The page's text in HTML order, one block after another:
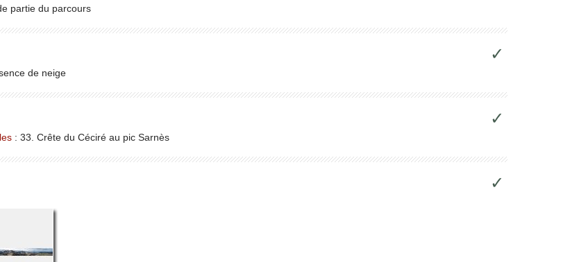
partie du parcours
✓
de neige
✓
: 33. Crête du Céciré au pic Sarnès
✓